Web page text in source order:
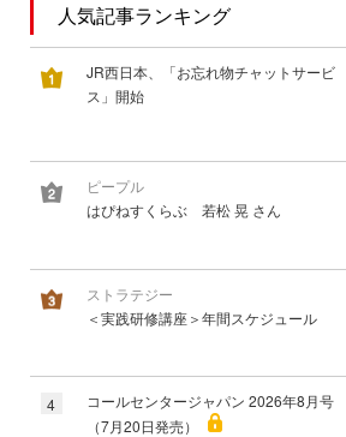
人気記事ランキング
JR西日本、「お忘れ物チャットサービ
ス」開始
ピープル
はぴねすくらぶ 若松 晃 さん
ストラテジー
＜実践研修講座＞年間スケジュール
4
コールセンタージャパン 2026年8月号
（7月20日発売）